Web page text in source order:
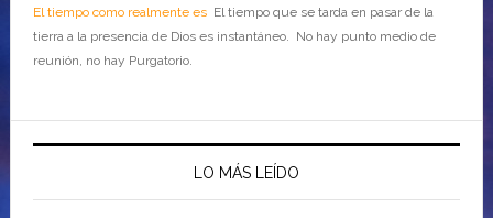
El tiempo como realmente esEl tiempo que se tarda en pasar de la
tierra a la presencia de Dios es instantáneo. No hay punto medio de
reunión, no hay Purgatorio.
LO MÁS LEÍDO